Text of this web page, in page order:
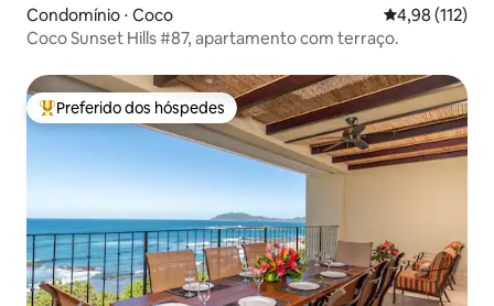
Condomínio ⋅ Coco 4,98 de uma
4,98 (112)
Coco Sunset Hills #87, apartamento com terraço.
Entre os melhores preferidos dos hóspedes
Preferido dos hóspedes